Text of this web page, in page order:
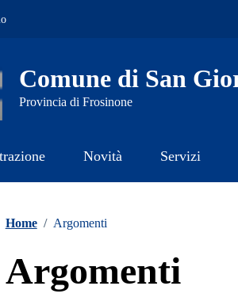
Comune di San
Provincia di Frosinone
Novità Servizi
Home / Argomenti
Argomenti